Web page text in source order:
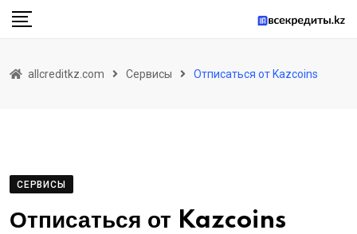
Skip
allcreditkz.com Сервисы Отписаться от Kazcoins
СЕРВИСЫ
Отписаться от Kazcoins